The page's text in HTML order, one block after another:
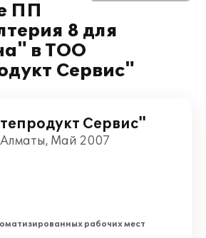
ПП
8 для
в ТОО
Сервис"
Сервис"
Алматы, Май 2007
рабочих мест